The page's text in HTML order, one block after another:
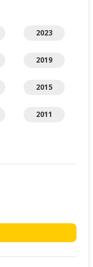
2023
2019
2015
2011